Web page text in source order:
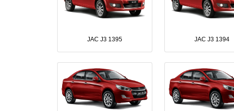
JAC J3 1394
JAC J3 1395